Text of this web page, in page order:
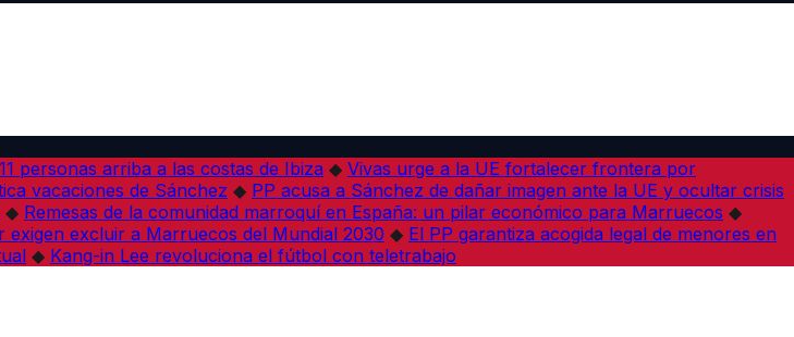
personas arriba a las costas de Ibiza ◆ Vivas urge a la UE fortalecer frontera por
vacaciones de Sánchez ◆ PP acusa a Sánchez de dañar imagen ante la UE y ocultar crisis
◆ Remesas de la comunidad marroquí en España: un pilar económico para Marruecos ◆
exigen excluir a Marruecos del Mundial 2030 ◆ El PP garantiza acogida legal de menores en
◆ Kang-in Lee revoluciona el fútbol con teletrabajo